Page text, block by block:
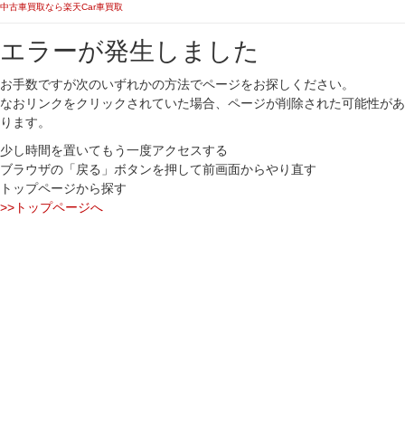
中古車買取なら楽天Car車買取
エラーが発生しました
お手数ですが次のいずれかの方法でページをお探しください。
なおリンクをクリックされていた場合、ページが削除された可能性があ
ります。
少し時間を置いてもう一度アクセスする
ブラウザの「戻る」ボタンを押して前画面からやり直す
トップページから探す
>>トップページへ